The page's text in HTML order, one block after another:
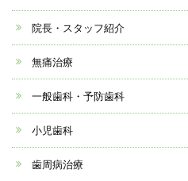
院長・スタッフ紹介
無痛治療
一般歯科・予防歯科
小児歯科
歯周病治療